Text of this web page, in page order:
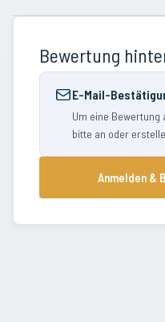
Bewertung
E-Mail-
Um eine Bewertung
bitte an oder
Anmelden &